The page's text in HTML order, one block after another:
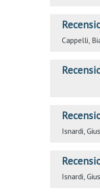
Cappelli,
Isnardi,
Isnardi,